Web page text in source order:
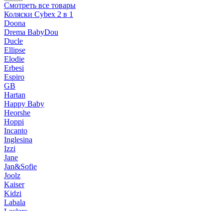
Смотреть все товары
Коляски Cybex 2 в 1
Doona
Drema BabyDou
Ducle
Ellipse
Elodie
Erbesi
Espiro
GB
Hartan
Happy Baby
Heorshe
Hoppi
Incanto
Inglesina
Izzi
Jane
Jan&Sofie
Joolz
Kaiser
Kidzi
Labala